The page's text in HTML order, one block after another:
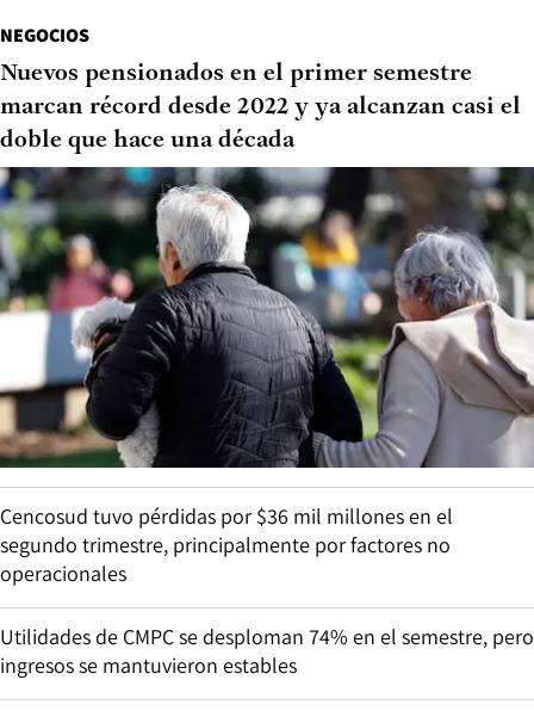
NEGOCIOS
Nuevos pensionados en el primer semestre
marcan récord desde 2022 y ya alcanzan casi el
doble que hace una década
Cencosud tuvo pérdidas por $36 mil millones en el
segundo trimestre, principalmente por factores no
operacionales
Utilidades de CMPC se desploman 74% en el semestre, pero
ingresos se mantuvieron estables